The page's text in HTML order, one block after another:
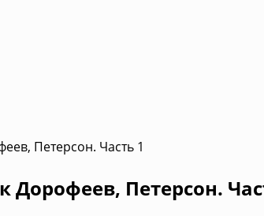
Петерсон. Часть 1
Дорофеев, Петерсон.